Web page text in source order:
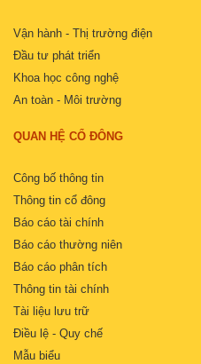
Vận hành - Thị trường điện
Đầu tư phát triển
Khoa học công nghệ
An toàn - Môi trường
QUAN HỆ CỔ ĐÔNG
Công bố thông tin
Thông tin cổ đông
Báo cáo tài chính
Báo cáo thường niên
Báo cáo phân tích
Thông tin tài chính
Tài liệu lưu trữ
Điều lệ - Quy chế
Mẫu biểu